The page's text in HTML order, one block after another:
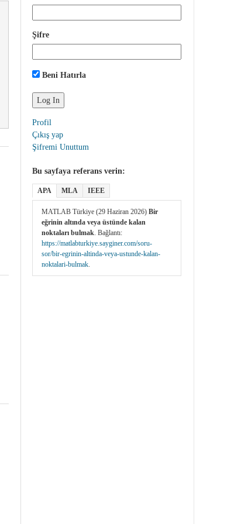
Şifre
Beni Hatırla
Profil
Çıkış yap
Şifremi Unuttum
Bu sayfaya referans verin:
APA MLA IEEE
MATLAB Türkiye (29 Haziran 2026) Bir
eğrinin altında veya üstünde kalan
noktaları bulmak . Bağlantı:
https://matlabturkiye.sayginer.com/soru-
sor/bir-egrinin-altinda-veya-ustunde-kalan-
noktalari-bulmak